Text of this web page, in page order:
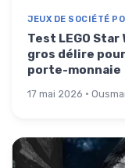
JEUX DE SOCIÉTÉ
Test LEGO Star
gros délire
porte-monnaie
17 mai 2026 ·